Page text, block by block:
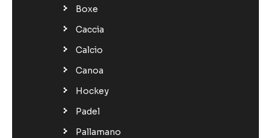
Boxe
Caccia
Calcio
Canoa
Hockey
Padel
Pallamano